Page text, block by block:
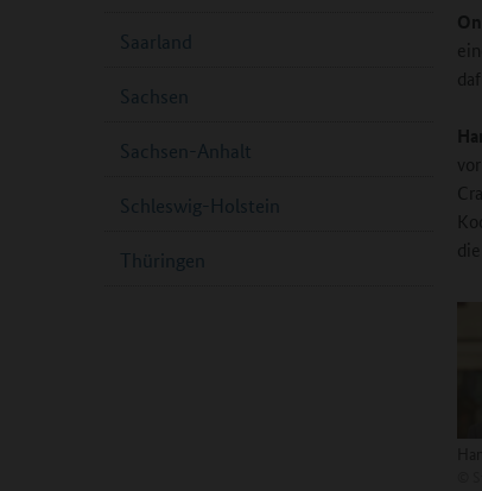
Saarland
Sachsen
Sachsen-Anhalt
Schleswig-Holstein
Thüringen